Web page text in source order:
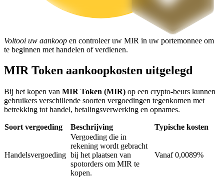
Flexibel staken om populaire tokens te verdienen.
BTR-vergrendelingen
Exclusieve beleggingen voor BTR-houders
Voltooi uw aankoop en controleer uw MIR in uw portemonnee om
te beginnen met handelen of verdienen.
MIR Token aankoopkosten uitgelegd
Bij het kopen van MIR Token (MIR) op een crypto-beurs kunnen
gebruikers verschillende soorten vergoedingen tegenkomen met
betrekking tot handel, betalingsverwerking en opnames.
Soort vergoeding Beschrijving Typische kosten
Handelsvergoeding
Vergoeding die in
rekening wordt gebracht
bij het plaatsen van
spotorders om MIR te
kopen.
Vanaf 0,0089%